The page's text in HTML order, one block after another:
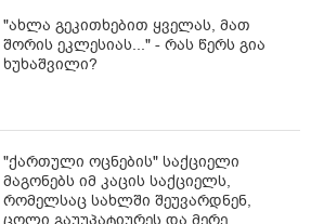
"ახლა გეკითხებით ყველას, მათ
შორის ეკლესიას..." - რას წერს გია
ხუხაშვილი?
"ქართული ოცნების" საქციელი
მაგონებს იმ კაცის საქციელს,
რომელსაც სახლში შეუვარდნენ,